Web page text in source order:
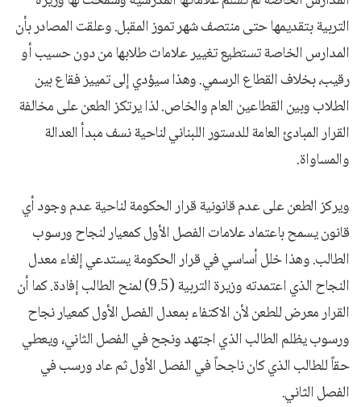
التربية بتقديمها حتى منتصف شهر تموز المقبل. وعلقت المصادر بأن
المدارس الخاصة تستطيع تغيير علامات طلابها من دون حسيب أو
رقيب، بخلاف القطاع الرسمي. وهذا سيؤدي إلى تمييز فقاع بين
الطلاب وبين القطاعين العام والخاص. لذا يرتكز الطعن على مخالفة
القرار المبادئ العامة للدستور اللبناني لناحية نسف مبدأ العدالة
والمساواة.
ويركز الطعن على عدم قانونية قرار الحكومة لناحية عدم وجود أي
قانون يسمح باعتماد علامات الفصل الأول كمعيار لنجاح ورسوب
الطالب. وهذا خلل أساسي في قرار الحكومة يستدعي إلغاء معدل
النجاح الذي اعتمدته وزيرة التربية (9.5) لمنح الطالب إفادة. كما أن
القرار معرض للطعن لأن الاكتفاء بمعدل الفصل الأول كمعيار نجاح
ورسوب يظلم الطالب الذي اجتهد ونجح في الفصل الثاني، ويعطي
حقاً للطالب الذي كان ناجحاً في الفصل الأول ثم عاد ورسب في
الفصل الثاني.